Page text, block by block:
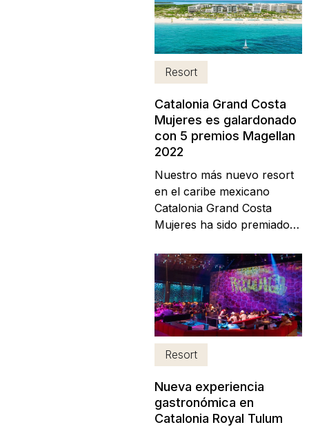
haberte preguntado qué
significa media pensión en
un hotel y por qué el precio
de las reservas con dichas
condiciones...
Resort
Catalonia Grand Costa
Mujeres es galardonado
con 5 premios Magellan
2022
Nuestro más nuevo resort
en el caribe mexicano
Catalonia Grand Costa
Mujeres ha sido premiado
los Travel Weekly Magellan
Awards. Cada año los
Magellan Awards
reconocen el diseño, la
mercadotecnia y servicios
sobresalientes en una
amplia gama de segmentos
Resort
Nueva experiencia
gastronómica en
Catalonia Royal Tulum